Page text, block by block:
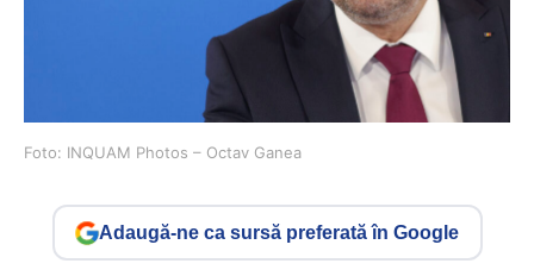
Foto: INQUAM Photos – Octav Ganea
Adaugă-ne ca sursă preferată în Google